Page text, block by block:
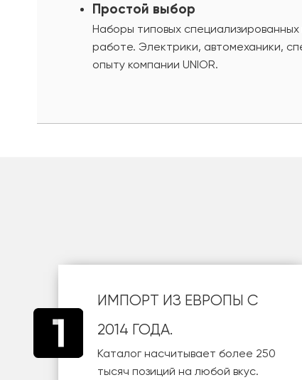
Простой выбор
Наборы типовых
работе. Электрики, автомеханики,
опыту компании UNIOR.
ИМПОРТ ИЗ ЕВРОПЫ С
2014 ГОДА.
Каталог насчитывает более 250
тысяч позиций на любой вкус.